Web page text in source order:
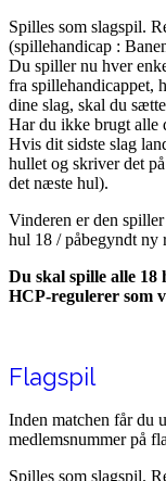
Spilles som slagspil.
(spillehandicap :
Du spiller nu hver
fra spillehandicappet,
dine slag, skal du
Har du ikke brugt alle
Hvis dit sidste slag
hullet og skriver det
det næste hul).
Vinderen er den
hul 18 / påbegyndt ny
Du skal spille alle
HCP-regulerer som
Flagspil
Inden matchen får du
medlemsnummer på
Spilles som slagspil.